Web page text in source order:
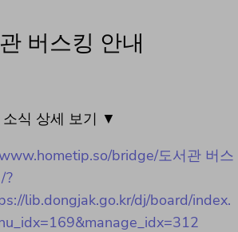
버스킹 안내
소식 상세 보기 ▼
bridge/도서관 버스
?
lib.dongjak.go.kr/dj/board/index.